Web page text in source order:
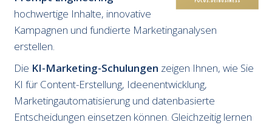
hochwertige Inhalte, innovative
Kampagnen und fundierte Marketinganalysen
erstellen.
Die KI-Marketing-Schulungen zeigen Ihnen, wie Sie
KI für Content-Erstellung, Ideenentwicklung,
Marketingautomatisierung und datenbasierte
Entscheidungen einsetzen können. Gleichzeitig lernen